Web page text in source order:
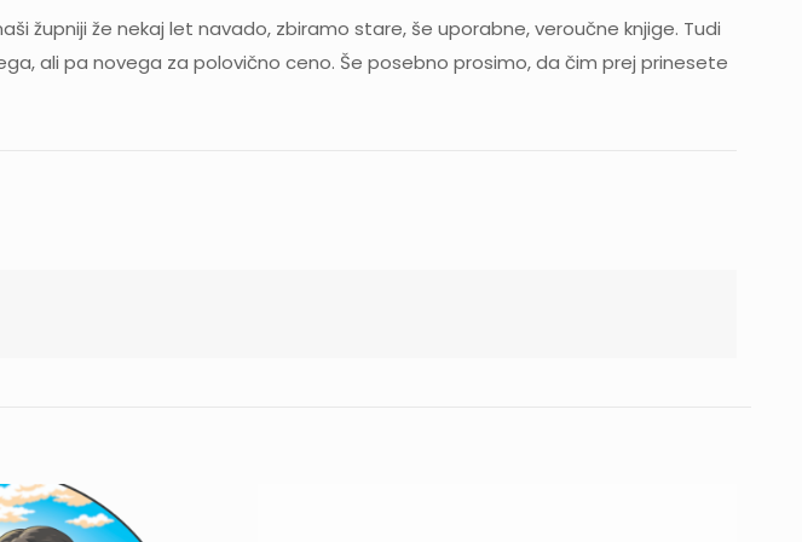
župniji že nekaj let navado, zbiramo stare, še uporabne, veroučne knjige. Tudi
ali pa novega za polovično ceno. Še posebno prosimo, da čim prej prinesete